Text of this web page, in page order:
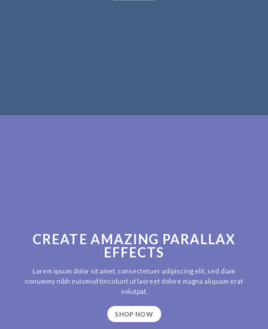
CREATE AMAZING PARALLAX
EFFECTS
Lorem ipsum dolor sit amet, consectetuer adipiscing elit, sed diam
nonummy nibh euismod tincidunt ut laoreet dolore magna aliquam erat
volutpat.
SHOP NOW